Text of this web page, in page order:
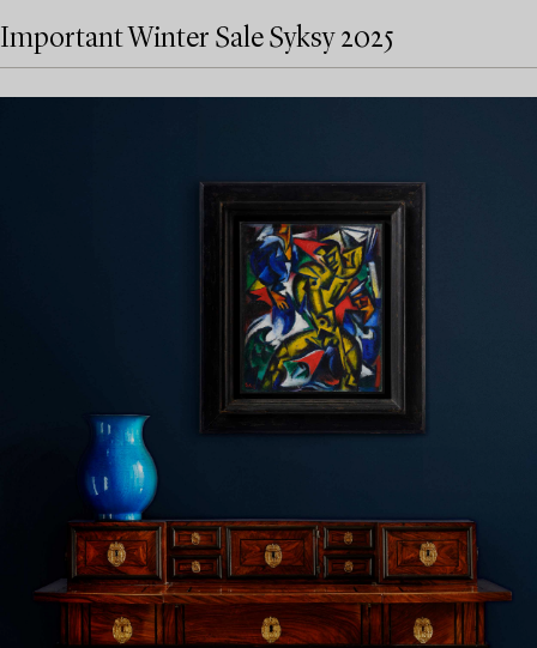
Important Winter Sale Syksy 2025